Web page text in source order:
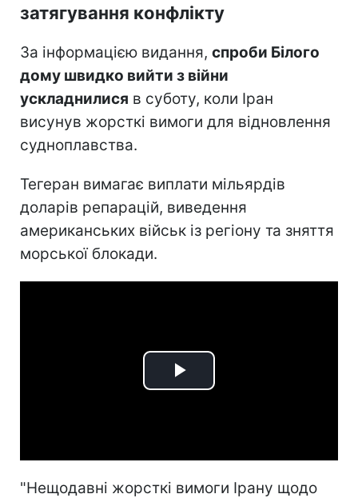
затягування конфлікту
За інформацією видання, спроби Білого
дому швидко вийти з війни
ускладнилися в суботу, коли Іран
висунув жорсткі вимоги для відновлення
судноплавства.
Тегеран вимагає виплати мільярдів
доларів репарацій, виведення
американських військ із регіону та зняття
морської блокади.
Play
"Нещодавні жорсткі вимоги Ірану щодо